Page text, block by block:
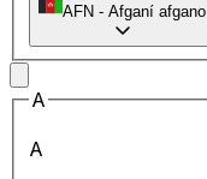
AFN - Afganí afgano
A
A